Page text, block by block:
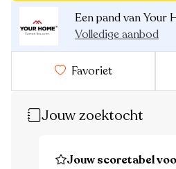
Een pand van Your
Volledige aanbod
Favoriet
Jouw zoektocht
Jouw scoretabel